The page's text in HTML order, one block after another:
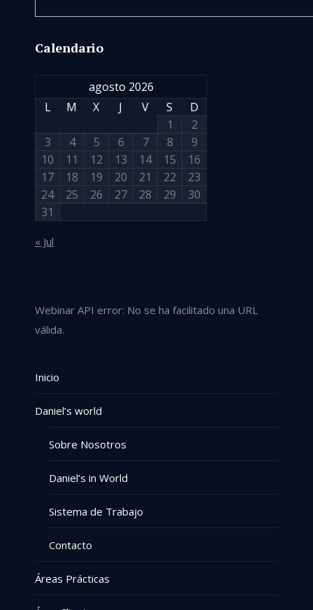
Calendario
agosto 2026
L
M X J V S
D
1
2
3
4 5 6 7 8
9
10
11 12 13 14 15
16
17
18 19 20 21 22
23
24
25 26 27 28 29
30
31
« Jul
Webinar API error: No se ha facilitado una URL
válida.
Inicio
Daniel’s world
Sobre Nosotros
Daniel’s in World
Sistema de Trabajo
Contacto
Áreas Prácticas